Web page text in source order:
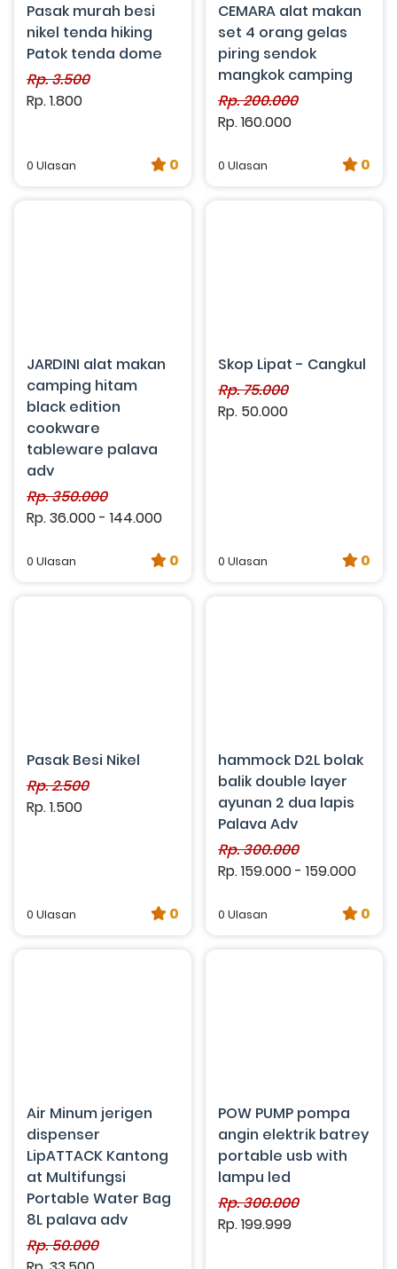
Pasak murah besi
nikel tenda hiking
Patok tenda dome
Rp. 3.500
Rp. 1.800
0 Ulasan 0
CEMARA alat makan
set 4 orang gelas
piring sendok
mangkok camping
Rp. 200.000
Rp. 160.000
0 Ulasan 0
JARDINI alat makan
camping hitam
black edition
cookware
tableware palava
adv
Rp. 350.000
Rp. 36.000 - 144.000
0 Ulasan 0
Skop Lipat - Cangkul
Rp. 75.000
Rp. 50.000
0 Ulasan 0
Pasak Besi Nikel
Rp. 2.500
Rp. 1.500
0 Ulasan 0
hammock D2L bolak
balik double layer
ayunan 2 dua lapis
Palava Adv
Rp. 300.000
Rp. 159.000 - 159.000
0 Ulasan 0
Air Minum jerigen
dispenser
LipATTACK Kantong
at Multifungsi
Portable Water Bag
8L palava adv
Rp. 50.000
POW PUMP pompa
angin elektrik batrey
portable usb with
lampu led
Rp. 300.000
Rp. 199.999